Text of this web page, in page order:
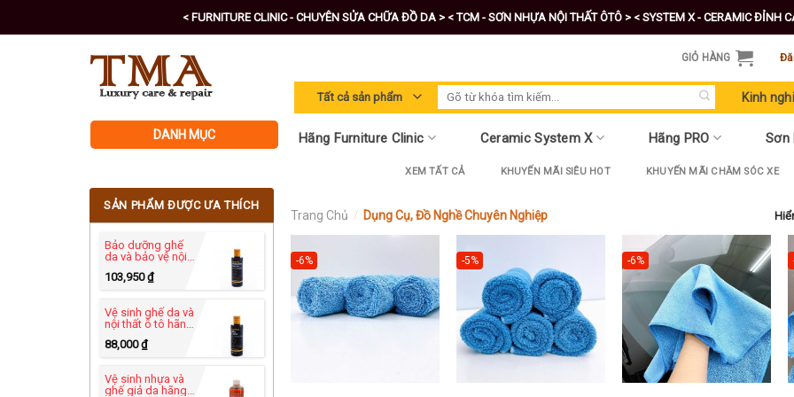
to
< FURNITURE CLINIC - CHUYÊN SỬA CHỮA ĐỒ DA > < TCM - SƠN NHỰA NỘI THẤT ÔTÔ > < SYSTEM X - CERAMIC ĐỈNH
GIỎ HÀNG
Tìm
kiếm:
Kinh
DANH MỤC Hãng Furniture Clinic Ceramic System X Hãng PRO Sơn
XEM TẤT CẢ KHUYẾN MÃI SIÊU HOT KHUYẾN MÃI CHĂM SÓC XE
SẢN PHẨM ĐƯỢC ƯA THÍCH
Bảo dưỡng ghế
da và bảo vệ nội
thất ô tô - Leather
Protection Cream
250ml
103,950₫
Vệ sinh ghế da và
nội thất ô tô hãng
Leather Ultra
Clean 250ml
88,000₫
Vệ sinh nhựa và
ghế giả da hãng
Trang Chủ / Dụng Cụ, Đồ Nghề Chuyên Nghiệp
-6% -5% -6%